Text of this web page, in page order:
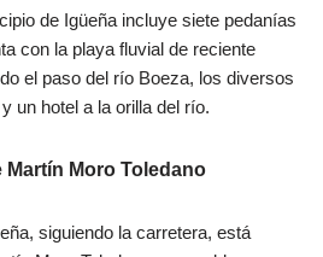
de Igüeña incluye siete pedanías
con la playa fluvial de reciente
el paso del río Boeza, los diversos
un hotel a la orilla del río.
Moro Toledano
siguiendo la carretera, está